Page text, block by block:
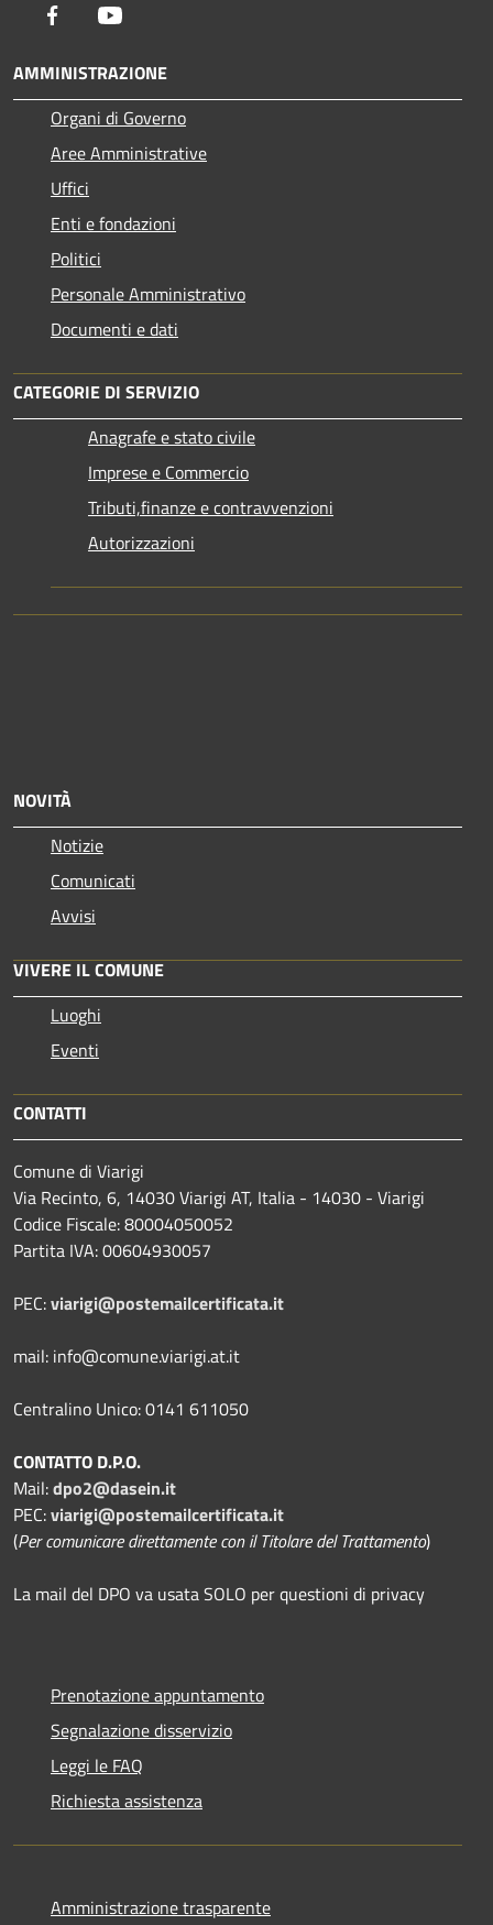
Facebook
AMMINISTRAZIONE
Organi di Governo
Aree Amministrative
Uffici
Enti e fondazioni
Politici
Personale Amministrativo
Documenti e dati
CATEGORIE DI SERVIZIO
Anagrafe e stato civile
Imprese e Commercio
Tributi,finanze e contravvenzioni
Autorizzazioni
NOVITÀ
Notizie
Comunicati
Avvisi
VIVERE IL COMUNE
Luoghi
Eventi
CONTATTI
Comune di Viarigi
Via Recinto, 6, 14030 Viarigi AT, Italia - 14030 - Viarigi
Codice Fiscale: 80004050052
Partita IVA: 00604930057
PEC:viarigi@postemailcertificata.it
mail: info@comune.viarigi.at.it
Centralino Unico: 0141 611050
CONTATTO D.P.O.
Mail:dpo2@dasein.it
PEC:viarigi@postemailcertificata.it
(Per comunicare direttamente con il Titolare del Trattamento)
La mail del DPO va usata SOLO per questioni di privacy
Prenotazione appuntamento
Segnalazione disservizio
Leggi le FAQ
Richiesta assistenza
Amministrazione trasparente